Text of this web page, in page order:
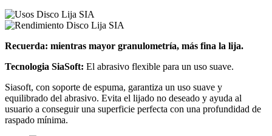
Recuerda: mientras mayor granulometría, más fina la lija.
Tecnologia SiaSoft: El abrasivo flexible para un uso suave.
Siasoft, con soporte de espuma, garantiza un uso suave y
equilibrado del abrasivo. Evita el lijado no deseado y ayuda al
usuario a conseguir una superficie perfecta con una profundidad de
raspado mínima.